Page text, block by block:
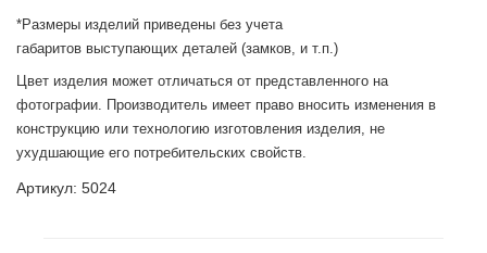
*Размеры изделий приведены без учета
габаритов выступающих деталей (замков, и т.п.)
Цвет изделия может отличаться от представленного на
фотографии. Производитель имеет право вносить изменения в
конструкцию или технологию изготовления изделия, не
ухудшающие его потребительских свойств.
Артикул: 5024